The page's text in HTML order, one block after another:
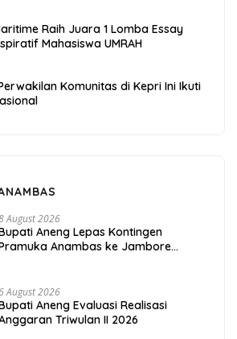
Raih Juara 1 Lomba Essay
Mahasiswa UMRAH
Komunitas di Kepri Ini Ikuti
August 2026
Aneng Lepas Kontingen
Anambas ke Jambore
August 2026
Aneng Evaluasi Realisasi
Triwulan II 2026